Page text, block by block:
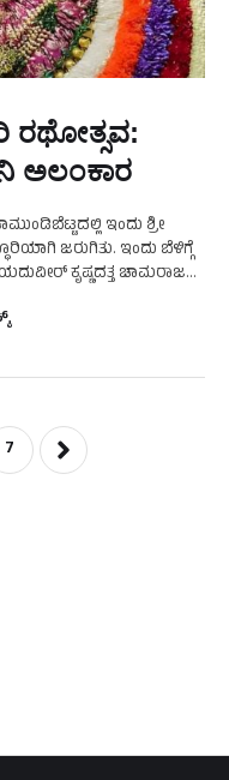
ರಥೋತ್ಸವ:
ಅಲಂಕಾರ
ಇಂದು ಶ್ರೀ
ಜರುಗಿತು. ಇಂದು ಬೆಳಿಗ್ಗೆ
ಕೃಷ್ಣದತ್ತ ಚಾಮರಾಜ
7